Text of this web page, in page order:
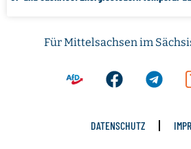
Für Mittelsachsen im
DATENSCHUTZ